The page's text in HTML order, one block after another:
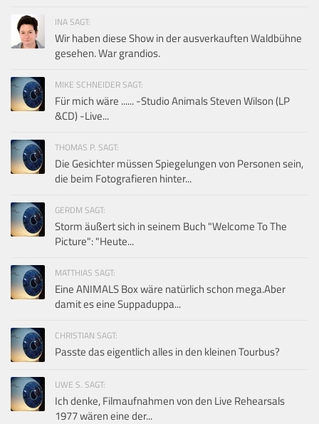
INA SAGT:
Wir haben diese Show in der ausverkauften Waldbühne
gesehen. War grandios.
MIKE SCHNEIDER SAGT:
Für mich wäre ...... -Studio Animals Steven Wilson (LP
&CD) -Live...
THOMAS P. SAGT:
Die Gesichter müssen Spiegelungen von Personen sein,
die beim Fotografieren hinter...
GERDM SAGT:
Storm äußert sich in seinem Buch "Welcome To The
Picture": "Heute...
MATTHIAS SAGT:
Eine ANIMALS Box wäre natürlich schon mega.Aber
damit es eine Suppaduppa...
CHRISTIAN SAGT:
Passte das eigentlich alles in den kleinen Tourbus?
UWE S. SAGT:
Ich denke, Filmaufnahmen von den Live Rehearsals
1977 wären eine der...